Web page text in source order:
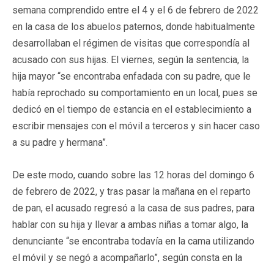
semana comprendido entre el 4 y el 6 de febrero de 2022
en la casa de los abuelos paternos, donde habitualmente
desarrollaban el régimen de visitas que correspondía al
acusado con sus hijas. El viernes, según la sentencia, la
hija mayor “se encontraba enfadada con su padre, que le
había reprochado su comportamiento en un local, pues se
dedicó en el tiempo de estancia en el establecimiento a
escribir mensajes con el móvil a terceros y sin hacer caso
a su padre y hermana”.
De este modo, cuando sobre las 12 horas del domingo 6
de febrero de 2022, y tras pasar la mañana en el reparto
de pan, el acusado regresó a la casa de sus padres, para
hablar con su hija y llevar a ambas niñas a tomar algo, la
denunciante “se encontraba todavía en la cama utilizando
el móvil y se negó a acompañarlo”, según consta en la